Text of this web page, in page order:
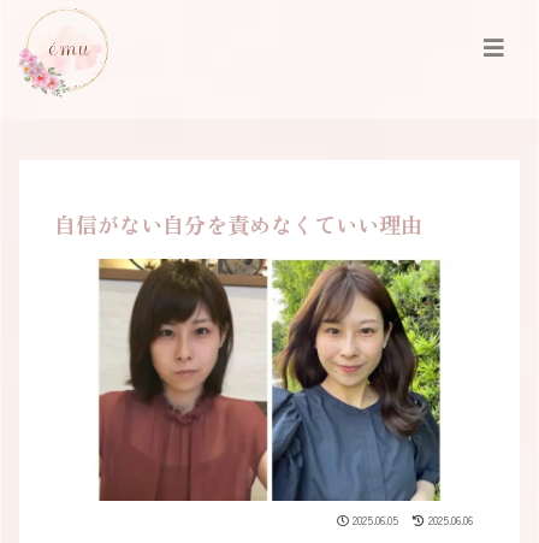
自信がない自分を責めなくていい理由
2025.06.05 2025.06.06